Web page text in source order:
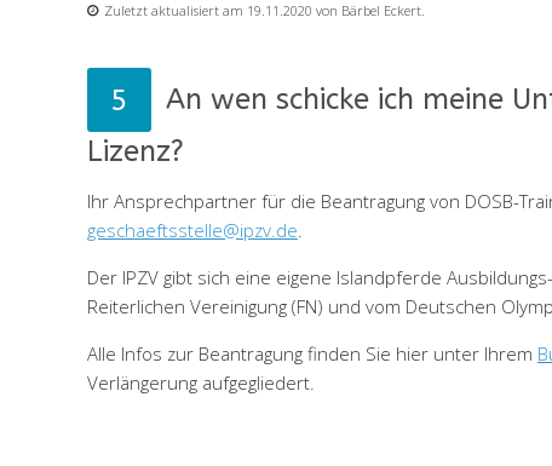
Zuletzt aktualisiert am 19.11.2020 von Bärbel Eckert.
An wen schicke ich meine
Lizenz?
Ihr Ansprechpartner für die Beantragung von DOSB-
geschaeftsstelle@ipzv.de.
Der IPZV gibt sich eine eigene Islandpferde
Reiterlichen Vereinigung (FN) und vom Deutschen
Alle Infos zur Beantragung finden Sie hier unter Ihrem
Verlängerung aufgegliedert.